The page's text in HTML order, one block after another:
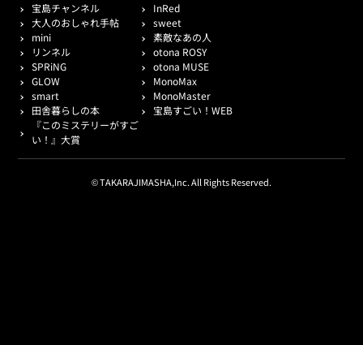
宝島チャンネル
InRed
大人のおしゃれ手帖
sweet
mini
素敵なあの人
リンネル
otona ROSY
SPRiNG
otona MUSE
GLOW
MonoMax
smart
MonoMaster
田舎暮らしの本
宝島すごい！WEB
『このミステリーがすご
い！』大賞
© TAKARAJIMASHA,Inc. All Rights Reserved.